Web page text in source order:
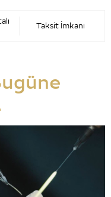
Taksit İmkanı